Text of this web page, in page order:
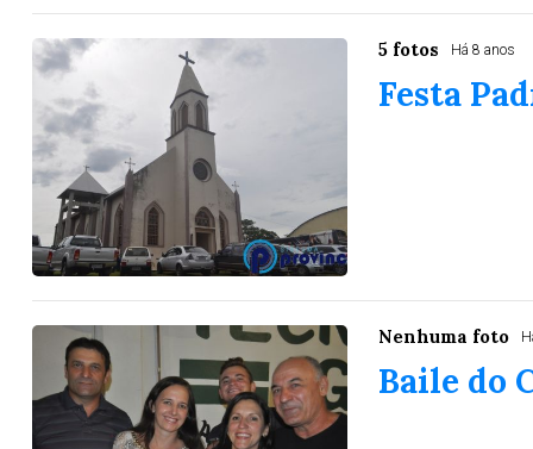
5 fotos Há 8 anos
Festa
Nenhuma foto
Baile do